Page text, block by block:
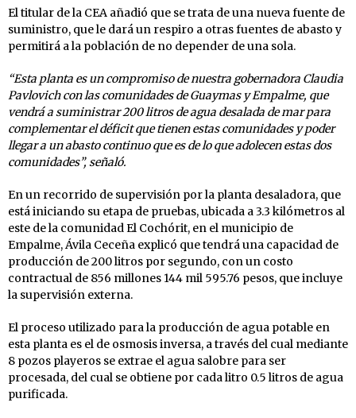
El titular de la CEA añadió que se trata de una nueva fuente de
suministro, que le dará un respiro a otras fuentes de abasto y
permitirá a la población de no depender de una sola.
“Esta planta es un compromiso de nuestra gobernadora Claudia
Pavlovich con las comunidades de Guaymas y Empalme, que
vendrá a suministrar 200 litros de agua desalada de mar para
complementar el déficit que tienen estas comunidades y poder
llegar a un abasto continuo que es de lo que adolecen estas dos
comunidades”, señaló.
En un recorrido de supervisión por la planta desaladora, que
está iniciando su etapa de pruebas, ubicada a 3.3 kilómetros al
este de la comunidad El Cochórit, en el municipio de
Empalme, Ávila Ceceña explicó que tendrá una capacidad de
producción de 200 litros por segundo, con un costo
contractual de 856 millones 144 mil 595.76 pesos, que incluye
la supervisión externa.
El proceso utilizado para la producción de agua potable en
esta planta es el de osmosis inversa, a través del cual mediante
8 pozos playeros se extrae el agua salobre para ser
procesada, del cual se obtiene por cada litro 0.5 litros de agua
purificada.